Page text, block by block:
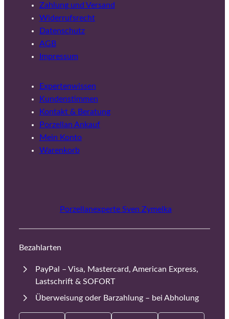
Zahlung und Versand
Widerrufsrecht
Datenschutz
AGB
Impressum
Expertenwissen
Kundenstimmen
Kontakt & Beratung
Porzellan Ankauf
Mein Konto
Warenkorb
Porzellanexperte Sven Zymelka
Bezahlarten
PayPal – Visa, Mastercard, American Express,
Lastschrift & SOFORT
Überweisung oder Barzahlung – bei Abholung